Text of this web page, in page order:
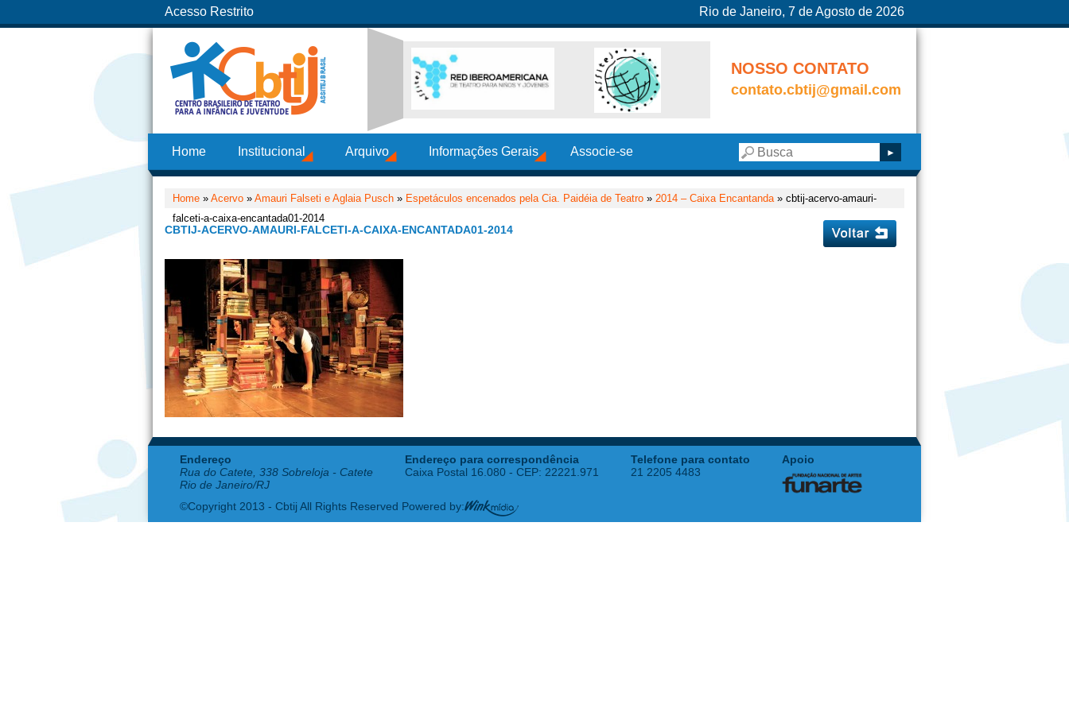
Acesso Restrito Rio de Janeiro, 7 de Agosto de 2026
NOSSO CONTATO
contato.cbtij@gmail.com
Home Institucional Arquivo Informações Gerais Associe-se
Home » Acervo » Amauri Falseti e Aglaia Pusch » Espetáculos encenados pela Cia. Paidéia de Teatro » 2014 – Caixa Encantanda» cbtij-acervo-amauri-
falceti-a-caixa-encantada01-2014
CBTIJ-ACERVO-AMAURI-FALCETI-A-CAIXA-ENCANTADA01-2014
Endereço
Rua do Catete, 338 Sobreloja - Catete
Rio de Janeiro/RJ
Endereço para correspondência
Caixa Postal 16.080 - CEP: 22221.971
Telefone para contato
21 2205 4483
Apoio
©Copyright 2013 - Cbtij All Rights Reserved Powered by: